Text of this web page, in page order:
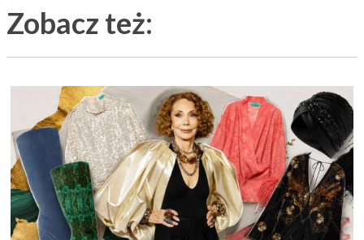
Zobacz też: